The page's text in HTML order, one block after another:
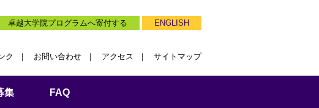
卓越大学院プログラムへ寄付する ENGLISH
ク お問い合わせ アクセス サイトマップ
集 FAQ